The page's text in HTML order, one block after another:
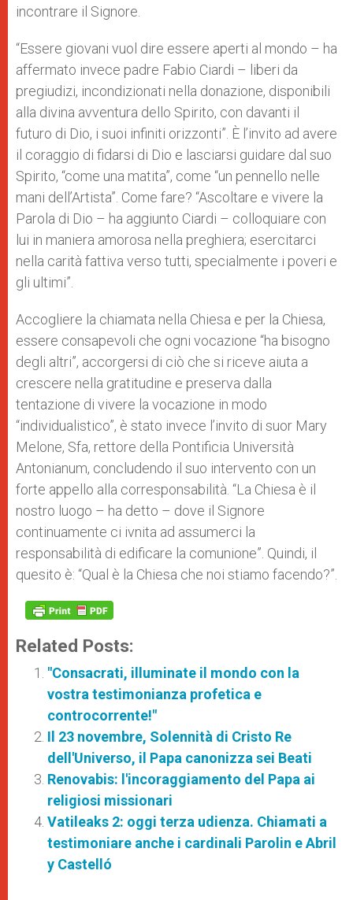
incontrare il Signore.
“Essere giovani vuol dire essere aperti al mondo – ha
affermato invece padre Fabio Ciardi – liberi da
pregiudizi, incondizionati nella donazione, disponibili
alla divina avventura dello Spirito, con davanti il
futuro di Dio, i suoi infiniti orizzonti”. È l’invito ad avere
il coraggio di fidarsi di Dio e lasciarsi guidare dal suo
Spirito, “come una matita”, come “un pennello nelle
mani dell’Artista”. Come fare? “Ascoltare e vivere la
Parola di Dio – ha aggiunto Ciardi – colloquiare con
lui in maniera amorosa nella preghiera; esercitarci
nella carità fattiva verso tutti, specialmente i poveri e
gli ultimi”.
Accogliere la chiamata nella Chiesa e per la Chiesa,
essere consapevoli che ogni vocazione “ha bisogno
degli altri”, accorgersi di ciò che si riceve aiuta a
crescere nella gratitudine e preserva dalla
tentazione di vivere la vocazione in modo
“individualistico”, è stato invece l’invito di suor Mary
Melone, Sfa, rettore della Pontificia Università
Antonianum, concludendo il suo intervento con un
forte appello alla corresponsabilità. “La Chiesa è il
nostro luogo – ha detto – dove il Signore
continuamente ci ivnita ad assumerci la
responsabilità di edificare la comunione”. Quindi, il
quesito è: “Qual è la Chiesa che noi stiamo facendo?”.
Related Posts:
"Consacrati, illuminate il mondo con la
vostra testimonianza profetica e
controcorrente!"
Il 23 novembre, Solennità di Cristo Re
dell'Universo, il Papa canonizza sei Beati
Renovabis: l'incoraggiamento del Papa ai
religiosi missionari
Vatileaks 2: oggi terza udienza. Chiamati a
testimoniare anche i cardinali Parolin e Abril
y Castelló